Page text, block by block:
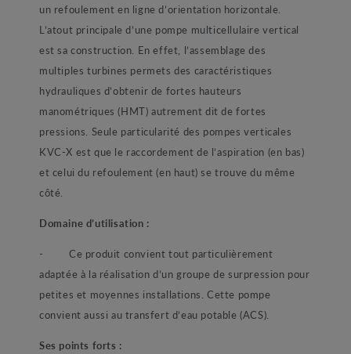
un refoulement en ligne d’orientation horizontale.
L’atout principale d’une pompe multicellulaire vertical
est sa construction. En effet, l’assemblage des
multiples turbines permets des caractéristiques
hydrauliques d’obtenir de fortes hauteurs
manométriques (HMT) autrement dit de fortes
pressions. Seule particularité des pompes verticales
KVC-X est que le raccordement de l’aspiration (en bas)
et celui du refoulement (en haut) se trouve du même
côté.
Domaine d’utilisation :
- Ce produit convient tout particulièrement
adaptée à la réalisation d’un groupe de surpression pour
petites et moyennes installations. Cette pompe
convient aussi au transfert d’eau potable (ACS).
Ses points forts :